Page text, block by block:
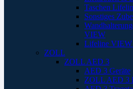
Taschen
Sonstiges
VIEW
Lifeline VIEW
ZOLL
ZOLL AED 3
AED 3 Geräte
ZOLL AED 3